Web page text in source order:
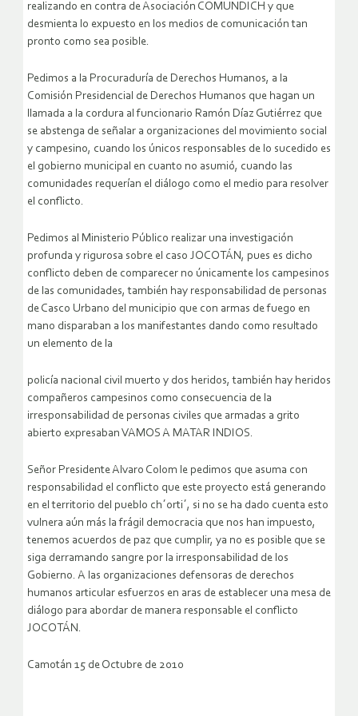
realizando en contra de Asociación COMUNDICH y que
desmienta lo expuesto en los medios de comunicación tan
pronto como sea posible.
Pedimos a la Procuraduría de Derechos Humanos, a la
Comisión Presidencial de Derechos Humanos que hagan un
llamada a la cordura al funcionario Ramón Díaz Gutiérrez que
se abstenga de señalar a organizaciones del movimiento social
y campesino, cuando los únicos responsables de lo sucedido es
el gobierno municipal en cuanto no asumió, cuando las
comunidades requerían el diálogo como el medio para resolver
el conflicto.
Pedimos al Ministerio Público realizar una investigación
profunda y rigurosa sobre el caso JOCOTÁN, pues es dicho
conflicto deben de comparecer no únicamente los campesinos
de las comunidades, también hay responsabilidad de personas
de Casco Urbano del municipio que con armas de fuego en
mano disparaban a los manifestantes dando como resultado
un elemento de la
policía nacional civil muerto y dos heridos, también hay heridos
compañeros campesinos como consecuencia de la
irresponsabilidad de personas civiles que armadas a grito
abierto expresaban VAMOS A MATAR INDIOS.
Señor Presidente Alvaro Colom le pedimos que asuma con
responsabilidad el conflicto que este proyecto está generando
en el territorio del pueblo ch´orti´, si no se ha dado cuenta esto
vulnera aún más la frágil democracia que nos han impuesto,
tenemos acuerdos de paz que cumplir, ya no es posible que se
siga derramando sangre por la irresponsabilidad de los
Gobierno. A las organizaciones defensoras de derechos
humanos articular esfuerzos en aras de establecer una mesa de
diálogo para abordar de manera responsable el conflicto
JOCOTÁN.
Camotán 15 de Octubre de 2010